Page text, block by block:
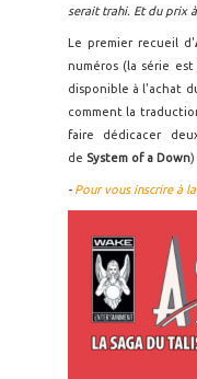
serait trahi. Et du prix
Le premier recueil d'
numéros (la série
disponible à l'achat
comment la
faire dédicacer
de System of a Down)
- Pour vous inscrire à